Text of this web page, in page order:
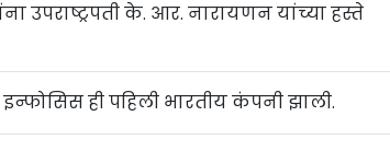
उपराष्ट्रपती के. आर. नारायणन यांच्या हस्ते
ही पहिली भारतीय कंपनी झाली.